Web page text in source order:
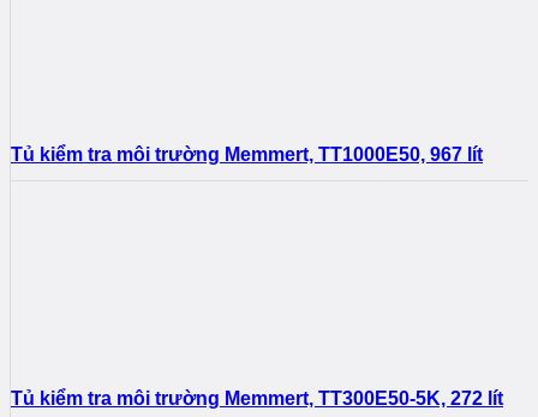
Tủ kiểm tra môi trường Memmert, TT1000E50, 967 lít
Tủ kiểm tra môi trường Memmert, TT300E50-5K, 272 lít